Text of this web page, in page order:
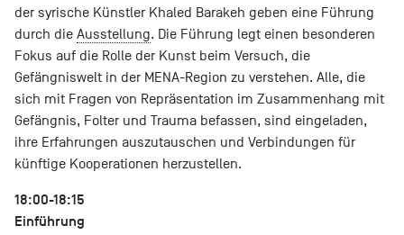
der syrische Künstler Khaled Barakeh geben eine Führung
durch die Ausstellung. Die Führung legt einen besonderen
Fokus auf die Rolle der Kunst beim Versuch, die
Gefängniswelt in der MENA-Region zu verstehen. Alle, die
sich mit Fragen von Repräsentation im Zusammenhang mit
Gefängnis, Folter und Trauma befassen, sind eingeladen,
ihre Erfahrungen auszutauschen und Verbindungen für
künftige Kooperationen herzustellen.
18:00-18:15
Einführung